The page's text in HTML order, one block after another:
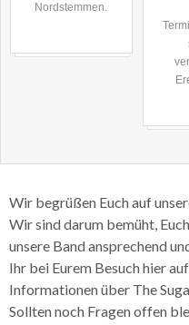
Nordstemmen.
Wir begrüßen Euch auf
Wir sind darum bemüht,
unsere Band ansprechend
Ihr bei Eurem Besuch hier
Informationen über The
Sollten noch Fragen offen